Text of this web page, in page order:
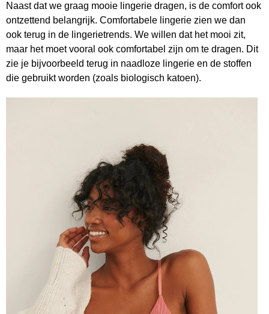
Naast dat we graag mooie lingerie dragen, is de comfort ook
ontzettend belangrijk. Comfortabele lingerie zien we dan
ook terug in de lingerietrends. We willen dat het mooi zit,
maar het moet vooral ook comfortabel zijn om te dragen. Dit
zie je bijvoorbeeld terug in naadloze lingerie en de stoffen
die gebruikt worden (zoals biologisch katoen).